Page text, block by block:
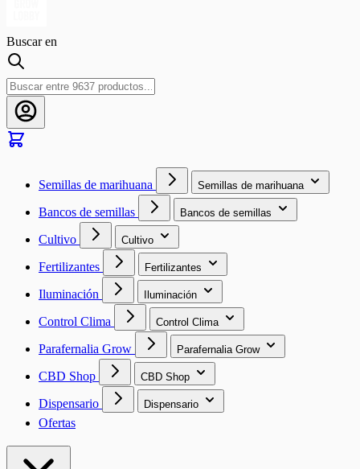
Buscar en
Semillas de marihuana Semillas de marihuana
Bancos de semillas Bancos de semillas
Cultivo Cultivo
Fertilizantes Fertilizantes
Iluminación Iluminación
Control Clima Control Clima
Parafernalia Grow Parafernalia Grow
CBD Shop CBD Shop
Dispensario Dispensario
Ofertas